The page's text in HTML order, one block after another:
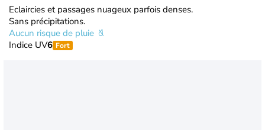
Eclaircies et passages nuageux parfois denses.
Sans précipitations.
Aucun risque de pluie
Indice UV6 Fort